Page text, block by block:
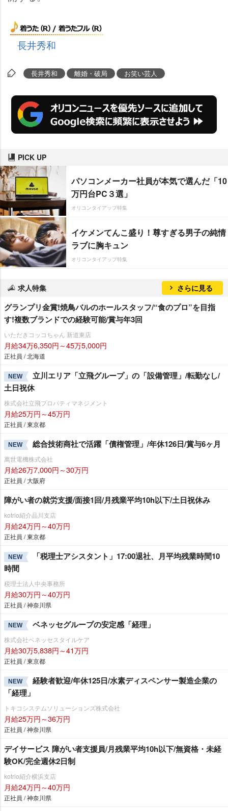
長井秀和
長井秀和 離婚・破局 お笑い芸人
PICK UP
パソコンメーカー社員が本気で選んだ「10
万円台PC３選」
オリコンタイアップ特集
イケメンてんこ盛り！尊すぎる男子の純情
ラブに胸キュン
オリコンタイアップ特集
求人特集 さらに見る
グランプリ金賞!焼鳥バルのホールスタッフ/“食のプロ”を目指
す!複数ブランドでの経験可能/賞与年3回
いただきコッコちゃん 新道東店
月給34万6,350円～45万5,000円
正社員 / 北海道
NEW
立川エリア「立飛グループ」の「設備管理」/転勤なし/
土日祝休
株式会社立飛プロパティマネジメント
月給25万円～45万円
正社員 / 東京都
NEW 総合技術商社で活躍「債権管理」/年休126日/賞与6ヶ月
萬世電機株式会社
月給26万7,000円～30万円
正社員 / 大阪府
障がい者の就労支援/面接1回/月残業平均10h以下/土日祝休み
kotrio紹介品川支店
月給24万円～40万円
正社員 / 東京都
NEW
「税理士アシスタント」17:00退社、月平均残業時間10
時間
税理士法人中央事務所
月給30万円～40万円
正社員 / 神奈川県
NEW ベネッセグループの安定感「経理」
株式会社ベネッセスタイルケア
月給30万5,838円～41万円
正社員 / 東京都
NEW
経験者歓迎/年休125日/水素ディスペンサー製造企業の
「経理」
トキコシステムソリューションズ株式会社
月給25万円～36万円
正社員 / 神奈川県
デイサービス 障がい者支援員/月残業平均10h以下/無資格・未経
験OK/完全週休2日制
kotrio紹介横浜支店
月給24万円～40万円
正社員 / 神奈川県